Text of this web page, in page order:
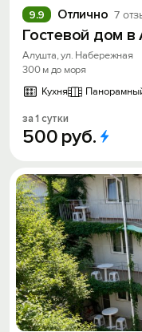
Отлично 7
9.9
Гостевой дом
Алушта, ул. Набережная
300 м до моря
Кухня
за 1 сутки
500 руб.